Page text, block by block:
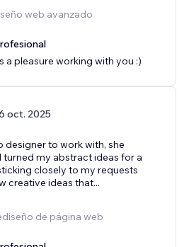
web avanzado
a pleasure working with you :)
oct. 2025
designer to work with, she
my abstract ideas for a
closely to my requests
creative ideas that...
de página web